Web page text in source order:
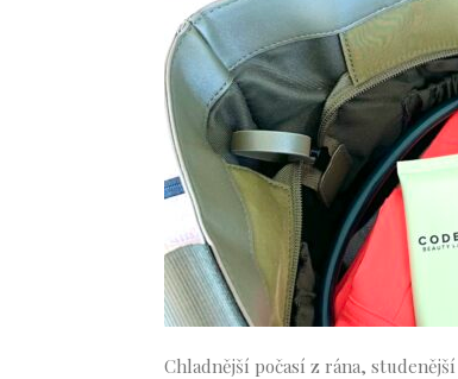
Chladnější počasí z rána,